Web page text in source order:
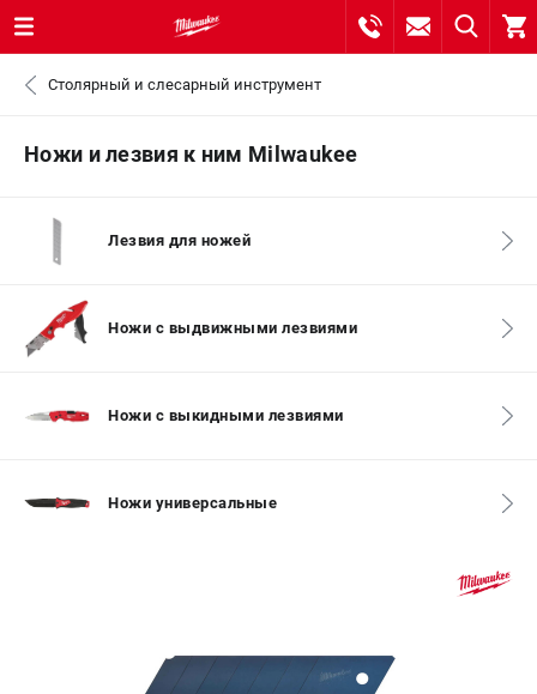
МАГАЗИНЫ
АКЦИИ
ЗАКАЗАТЬ ЗАПЧАСТЬ
0 ₽
Столярный и слесарный инструмент
Ножи и лезвия к ним Milwaukee
Лезвия для ножей
Ножи с выдвижными лезвиями
Ножи с выкидными лезвиями
Ножи универсальные